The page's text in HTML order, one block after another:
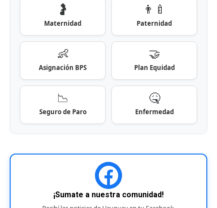
🤰
Maternidad
👨‍🍼
Paternidad
👶
Asignación BPS
🤝
Plan Equidad
📉
Seguro de Paro
🤒
Enfermedad
¡Sumate a nuestra comunidad!